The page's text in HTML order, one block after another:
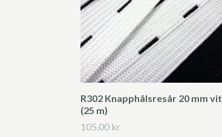
R302 Knapphålsresår 20 mm vit
(25 m)
105.00 kr